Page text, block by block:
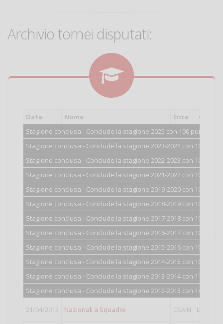
Archivio tornei disputati:
Data Nome Ente Cat.
Stagione conclusa - Conclude la stagione 2025 con 100 punti.
Stagione conclusa - Conclude la stagione 2023-2024 con 100 punti.
Stagione conclusa - Conclude la stagione 2022-2023 con 100 punti.
Stagione conclusa - Conclude la stagione 2021-2022 con 100 punti.
Stagione conclusa - Conclude la stagione 2019-2020 con 100 punti.
Stagione conclusa - Conclude la stagione 2018-2019 con 100 punti.
Stagione conclusa - Conclude la stagione 2017-2018 con 100 punti.
Stagione conclusa - Conclude la stagione 2016-2017 con 100 punti.
Stagione conclusa - Conclude la stagione 2015-2016 con 101 punti.
Stagione conclusa - Conclude la stagione 2014-2015 con 104 punti.
Stagione conclusa - Conclude la stagione 2013-2014 con 113 punti.
Stagione conclusa - Conclude la stagione 2012-2013 con 140 punti.
21/04/2013 Nazionali a Squadre CSAIN LIGHT